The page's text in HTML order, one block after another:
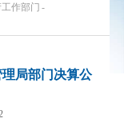
作部门 -
局部门决算公